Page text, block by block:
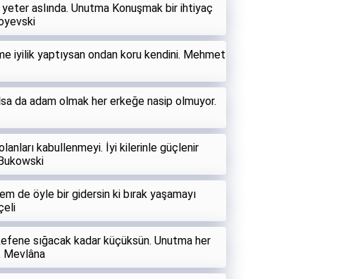
aslında. Unutma Konuşmak bir ihtiyaç
iyilik yaptıysan ondan koru kendini. Mehmet
da adam olmak her erkeğe nasip olmuyor.
kabullenmeyi. İyi kilerinle güçlenir
de öyle bir gidersin ki bırak yaşamayı
sığacak kadar küçüksün. Unutma her
Mevlâna